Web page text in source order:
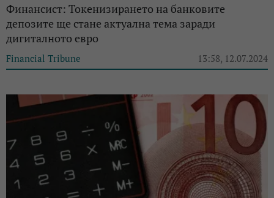
Финансист: Токенизирането на банковите
депозите ще стане актуална тема заради
дигиталното евро
Financial Tribune 13:58, 12.07.2024